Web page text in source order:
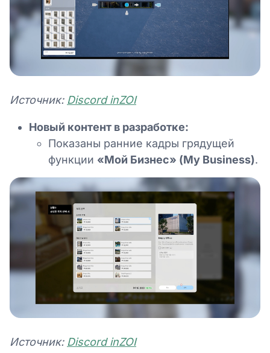
Источник: Discord inZOI
Новый контент в разработке:
Показаны ранние кадры грядущей
функции «Мой Бизнес» (My Business).
Источник: Discord inZOI